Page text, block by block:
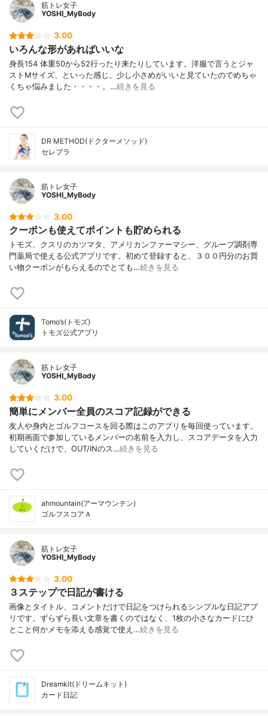
筋トレ女子
YOSHI_MyBody
3.00
いろんな形があればいいな
身長154 体重50から52行ったり来たりしています。洋服で言うとジャ
ストMサイズ、といった感じ。少し小さめがいいと見ていたのでめちゃ
くちゃ悩みました・・・・。…続きを見る
DR METHOD(ドクターメソッド)
セレブラ
筋トレ女子
YOSHI_MyBody
3.00
クーポンも使えてポイントも貯められる
トモズ、クスリのカツマタ、アメリカンファーマシー、グループ調剤専
門薬局で使える公式アプリです。初めて登録すると、３００円分のお買
い物クーポンがもらえるのでとても…続きを見る
Tomo’s(トモズ)
トモズ公式アプリ
筋トレ女子
YOSHI_MyBody
3.00
簡単にメンバー全員のスコア記録ができる
友人や身内とゴルフコースを回る際はこのアプリを毎回使っています。
初期画面で参加しているメンバーの名前を入力し、スコアデータを入力
していくだけで、OUT/INのス…続きを見る
ahmountain(アーマウンテン)
ゴルフスコアＡ
筋トレ女子
YOSHI_MyBody
3.00
３ステップで日記が書ける
画像とタイトル、コメントだけで日記をつけられるシンプルな日記アプ
リです。ずらずら長い文章を書くのではなく、1枚の小さなカードにひ
とこと何かメモを添える感覚で使え…続きを見る
Dreamkit(ドリームキット)
カード日記